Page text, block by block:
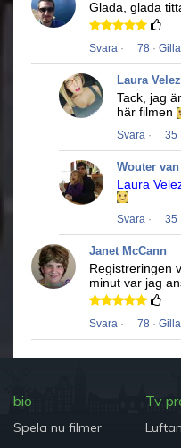
Glada, glada
Svara · 78 · Gilla
Laura
Tack, jag
här filmen
Svara · 35
Wouter
Laura
Svara · 35
Janet McCann
Registreringen
minut var jag
Svara · 78 · Gilla
bio
Spela nu filmer
Tv